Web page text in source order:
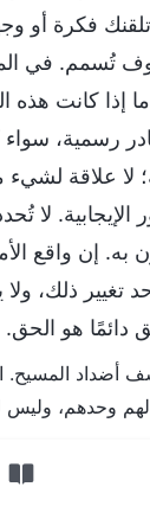
فكرة أو
تُسمم. في
إذا كانت هذه
رسمية،
لا علاقة
لا
إن واقع
تغيير ذلك،
دائمًا هو الحق.
ج. 4. كشف أضداد
وحدهم، وليس